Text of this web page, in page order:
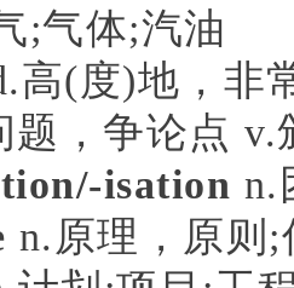
;气体;汽油
高(度)地，非
题，争论点
isation n.
n.原理，原则;